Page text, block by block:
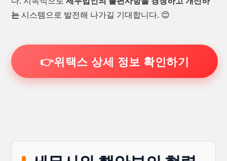
는시스템으로 발전해 나가길 기대합니다. 😊
👉위택스 상세 정보 확인하기